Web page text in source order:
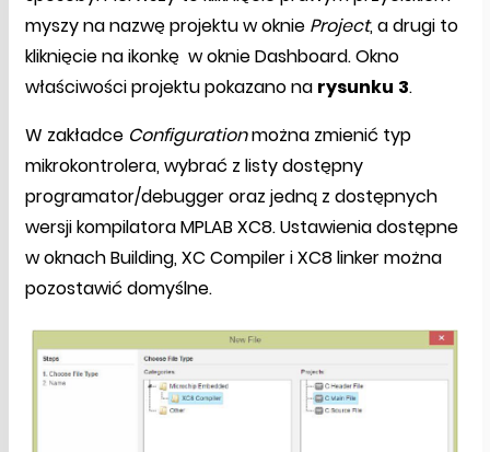
myszy na nazwę projektu w oknie Project, a drugi to
kliknięcie na ikonkę w oknie Dashboard. Okno
właściwości projektu pokazano na rysunku 3.
W zakładce Configurationmożna zmienić typ
mikrokontrolera, wybrać z listy dostępny
programator/debugger oraz jedną z dostępnych
wersji kompilatora MPLAB XC8. Ustawienia dostępne
w oknach Building, XC Compiler i XC8 linker można
pozostawić domyślne.